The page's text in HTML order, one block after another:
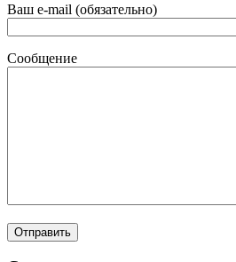
Ваш e-mail (обязательно)
Сообщение